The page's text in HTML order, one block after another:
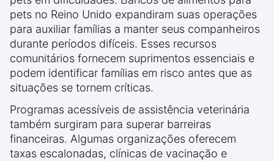
pets no Reino Unido expandiram suas operações
para auxiliar famílias a manter seus companheiros
durante períodos difíceis. Esses recursos
comunitários fornecem suprimentos essenciais e
podem identificar famílias em risco antes que as
situações se tornem críticas.
Programas acessíveis de assistência veterinária
também surgiram para superar barreiras
financeiras. Algumas organizações oferecem
taxas escalonadas, clínicas de vacinação e